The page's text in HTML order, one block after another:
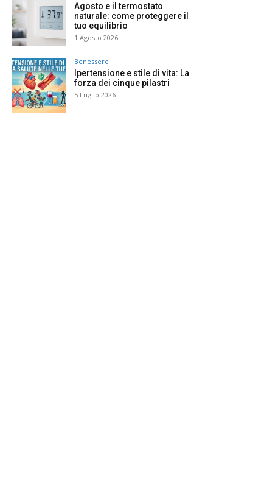
Agosto e il termostato
naturale: come proteggere il
tuo equilibrio
1 Agosto 2026
Benessere
Ipertensione e stile di vita: La
forza dei cinque pilastri
5 Luglio 2026